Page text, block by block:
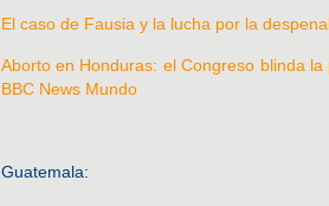
El caso de Fausia y la lucha por la
Aborto en Honduras: el Congreso blinda
BBC News Mundo
Guatemala: